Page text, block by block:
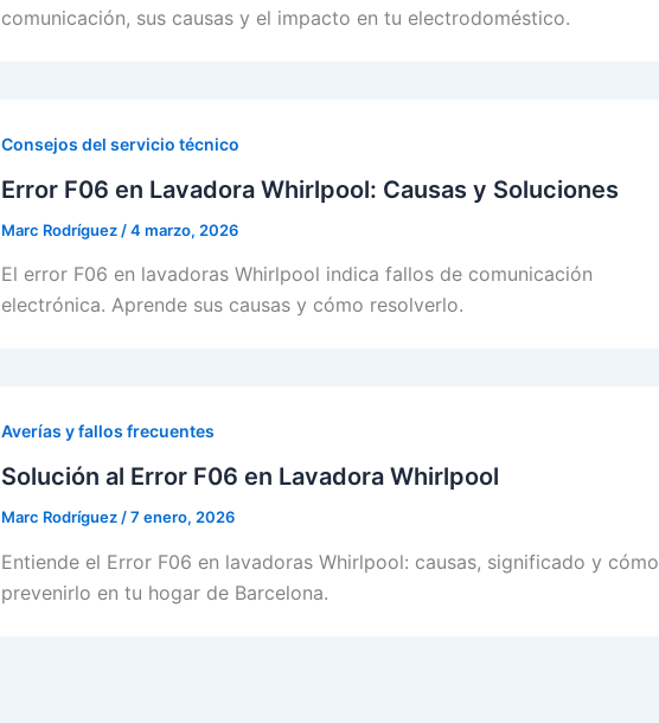
comunicación, sus causas y el impacto en tu electrodoméstico.
Consejos del servicio técnico
Error F06 en Lavadora Whirlpool: Causas y Soluciones
Marc Rodríguez /4 marzo, 2026
El error F06 en lavadoras Whirlpool indica fallos de comunicación
electrónica. Aprende sus causas y cómo resolverlo.
Averías y fallos frecuentes
Solución al Error F06 en Lavadora Whirlpool
Marc Rodríguez /7 enero, 2026
Entiende el Error F06 en lavadoras Whirlpool: causas, significado y cómo
prevenirlo en tu hogar de Barcelona.